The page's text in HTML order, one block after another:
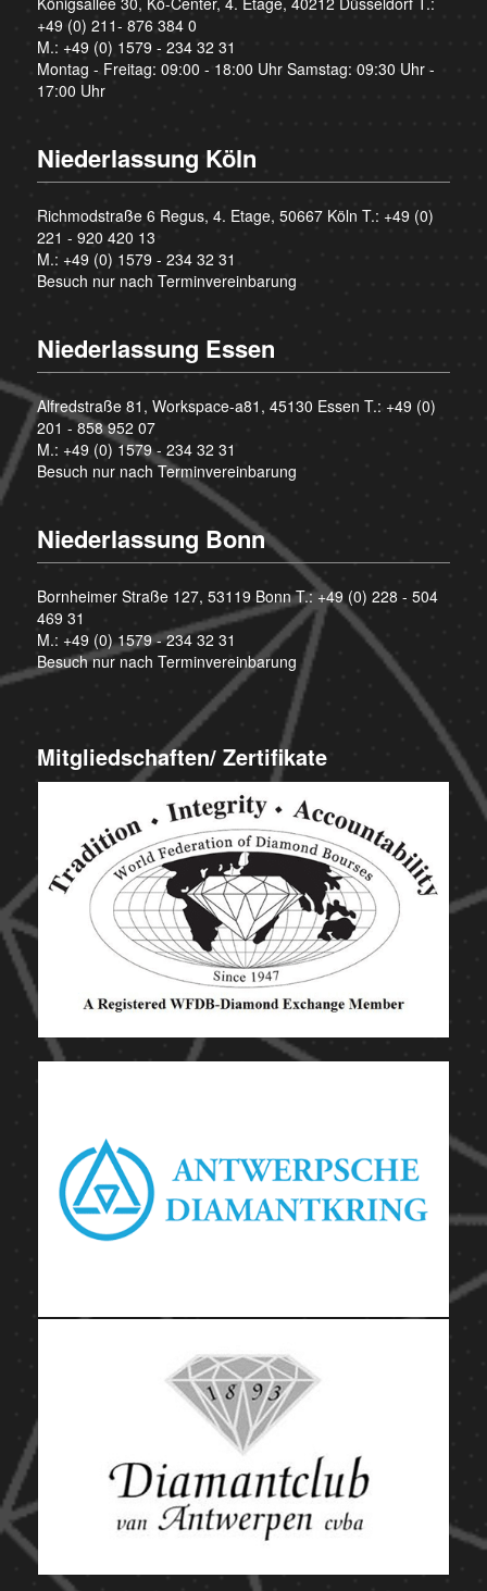
+49 (0) 211- 876 384 0
M.: +49 (0) 1579 - 234 32 31
Montag - Freitag: 09:00 - 18:00 Uhr Samstag: 09:30 Uhr -
17:00 Uhr
Niederlassung Köln
Richmodstraße 6 Regus, 4. Etage, 50667 Köln T.: +49 (0)
221 - 920 420 13
M.: +49 (0) 1579 - 234 32 31
Besuch nur nach Terminvereinbarung
Niederlassung Essen
Alfredstraße 81, Workspace-a81, 45130 Essen T.: +49 (0)
201 - 858 952 07
M.: +49 (0) 1579 - 234 32 31
Besuch nur nach Terminvereinbarung
Niederlassung Bonn
Bornheimer Straße 127, 53119 Bonn T.:+49 (0) 228 - 504
469 31
M.: +49 (0) 1579 - 234 32 31
Besuch nur nach Terminvereinbarung
Mitgliedschaften/ Zertifikate